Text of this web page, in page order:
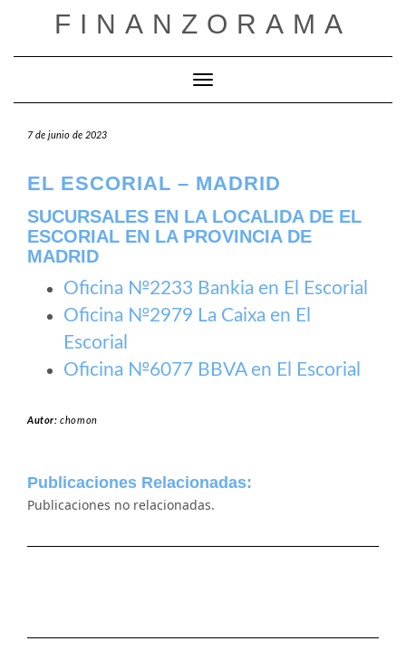
FINANZORAMA
Cambiar modo de navegación
7 de junio de 2023
EL ESCORIAL – MADRID
SUCURSALES EN LA LOCALIDA DE EL
ESCORIAL EN LA PROVINCIA DE
MADRID
Oficina №2233 Bankia en El Escorial
Oficina №2979 La Caixa en El
Escorial
Oficina №6077 BBVA en El Escorial
Autor:chomon
Publicaciones Relacionadas:
Publicaciones no relacionadas.